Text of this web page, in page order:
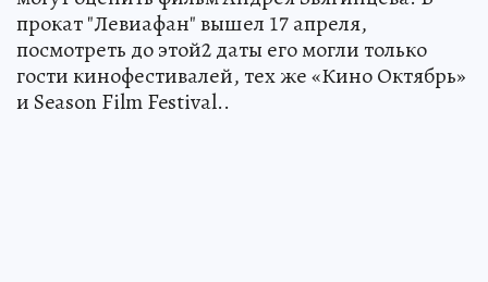
прокат "Левиафан" вышел 17 апреля,
посмотреть до этой2 даты его могли только
гости кинофестивалей, тех же «Кино Октябрь»
и Season Film Festival..